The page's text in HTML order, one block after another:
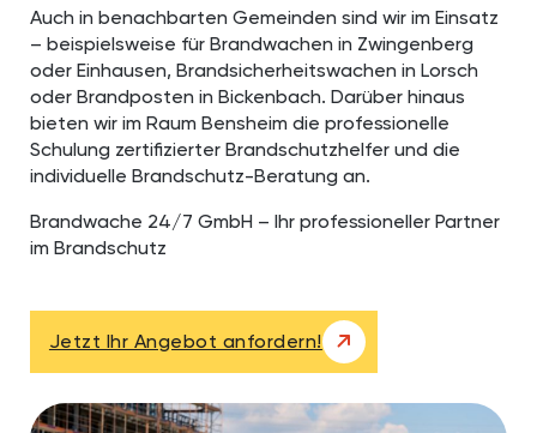
Auch in benachbarten Gemeinden sind wir im Einsatz
– beispielsweise für Brandwachen in Zwingenberg
oder Einhausen, Brandsicherheitswachen in Lorsch
oder Brandposten in Bickenbach. Darüber hinaus
bieten wir im Raum Bensheim die professionelle
Schulung zertifizierter Brandschutzhelfer und die
individuelle Brandschutz-Beratung an.
Brandwache 24/7 GmbH – Ihr professioneller Partner
im Brandschutz
Jetzt Ihr Angebot anfordern!